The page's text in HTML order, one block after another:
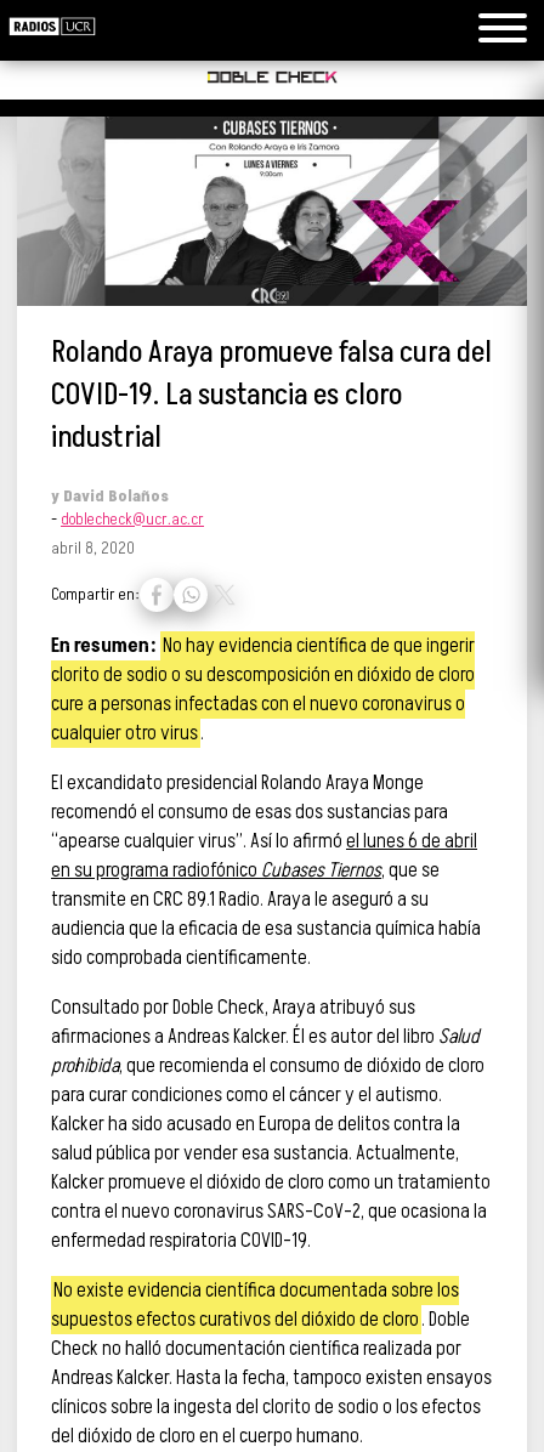
Rolando Araya promueve falsa cura del
COVID-19. La sustancia es cloro
industrial
y David Bolaños
- doblecheck@ucr.ac.cr
abril 8, 2020
Compartir en:
En resumen: No hay evidencia científica de que ingerir
clorito de sodio o su descomposición en dióxido de cloro
cure a personas infectadas con el nuevo coronavirus o
cualquier otro virus.
El excandidato presidencial Rolando Araya Monge
recomendó el consumo de esas dos sustancias para
“apearse cualquier virus”. Así lo afirmóel lunes 6 de abril
en su programa radiofónicoCubases Tiernos, que se
transmite en CRC 89.1 Radio. Araya le aseguró a su
audiencia que la eficacia de esa sustancia química había
sido comprobada científicamente.
Consultado por Doble Check, Araya atribuyó sus
afirmaciones a Andreas Kalcker. Él es autor del libro Salud
prohibida, que recomienda el consumo de dióxido de cloro
para curar condiciones como el cáncer y el autismo.
Kalcker ha sido acusado en Europa de delitos contra la
salud pública por vender esa sustancia. Actualmente,
Kalcker promueve el dióxido de cloro como un tratamiento
contra el nuevo coronavirus SARS-CoV-2, que ocasiona la
enfermedad respiratoria COVID-19.
No existe evidencia científica documentada sobre los
supuestos efectos curativos del dióxido de cloro. Doble
Check no halló documentación científica realizada por
Andreas Kalcker. Hasta la fecha, tampoco existen ensayos
clínicos sobre la ingesta del clorito de sodio o los efectos
del dióxido de cloro en el cuerpo humano.